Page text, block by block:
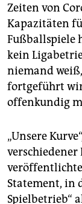
Zeiten von
Kapazitäten
Fußballspiele
kein
niemand
fortgeführt
offenkundig
„Unsere
veröffentlichte
Statement, in
Spielbetrieb“